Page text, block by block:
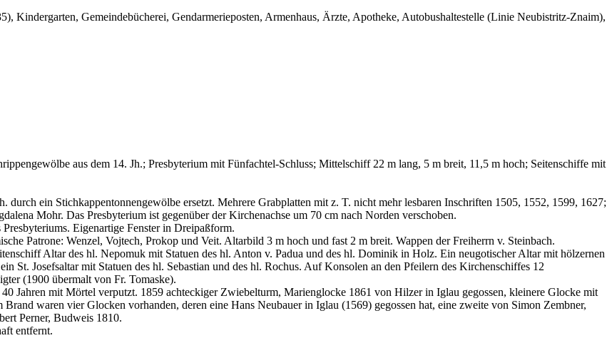
Kindergarten, Gemeindebücherei, Gendarmerieposten, Armenhaus, Ärzte, Apotheke, Autobushaltestelle (Linie Neubistritz-Znaim),
aus dem 14. Jh.; Presbyterium mit Fünfachtel-Schluss; Mittelschiff 22 m lang, 5 m breit, 11,5 m hoch; Seitenschiffe mit
durch ein Stichkappentonnengewölbe ersetzt. Mehrere Grabplatten mit z. T. nicht mehr lesbaren Inschriften 1505, 1552, 1599, 1627;
Mohr. Das Presbyterium ist gegenüber der Kirchenachse um 70 cm nach Norden verschoben.
Eigenartige Fenster in Dreipaßform.
Patrone: Wenzel, Vojtech, Prokop und Veit. Altarbild 3 m hoch und fast 2 m breit. Wappen der Freiherrn v. Steinbach.
Altar des hl. Nepomuk mit Statuen des hl. Anton v. Padua und des hl. Dominik in Holz. Ein neugotischer Altar mit hölzernen
St. Josefsaltar mit Statuen des hl. Sebastian und des hl. Rochus. Auf Konsolen an den Pfeilern des Kirchenschiffes 12
(1900 übermalt von Fr. Tomaske).
Jahren mit Mörtel verputzt. 1859 achteckiger Zwiebelturm, Marienglocke 1861 von Hilzer in Iglau gegossen, kleinere Glocke mit
waren vier Glocken vorhanden, deren eine Hans Neubauer in Iglau (1569) gegossen hat, eine zweite von Simon Zembner,
Perner, Budweis 1810.
entfernt.